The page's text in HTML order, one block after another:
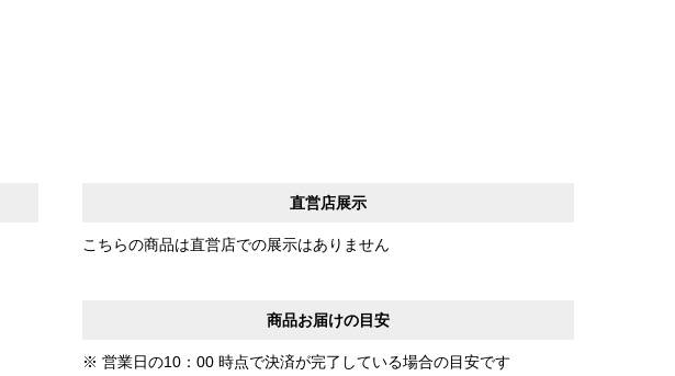
直営店展示
こちらの商品は直営店での展示はありません
商品お届けの目安
※ 営業日の10：00 時点で決済が完了している場合の目安です